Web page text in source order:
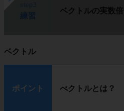
ベクトルの実数倍
ベクトル
ポイント べクトルとは？